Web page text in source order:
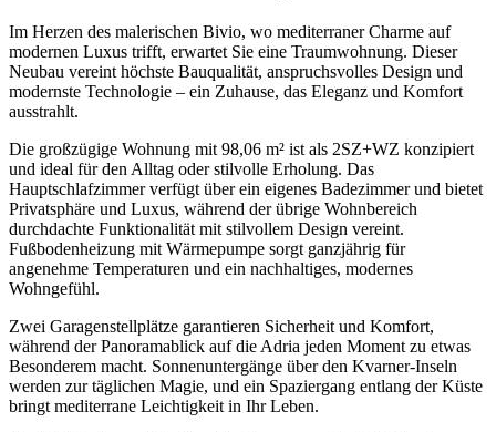
Im Herzen des malerischen Bivio, wo mediterraner Charme auf
modernen Luxus trifft, erwartet Sie eine Traumwohnung. Dieser
Neubau vereint höchste Bauqualität, anspruchsvolles Design und
modernste Technologie – ein Zuhause, das Eleganz und Komfort
ausstrahlt.
Die großzügige Wohnung mit 98,06 m² ist als 2SZ+WZ konzipiert
und ideal für den Alltag oder stilvolle Erholung. Das
Hauptschlafzimmer verfügt über ein eigenes Badezimmer und bietet
Privatsphäre und Luxus, während der übrige Wohnbereich
durchdachte Funktionalität mit stilvollem Design vereint.
Fußbodenheizung mit Wärmepumpe sorgt ganzjährig für
angenehme Temperaturen und ein nachhaltiges, modernes
Wohngefühl.
Zwei Garagenstellplätze garantieren Sicherheit und Komfort,
während der Panoramablick auf die Adria jeden Moment zu etwas
Besonderem macht. Sonnenuntergänge über den Kvarner-Inseln
werden zur täglichen Magie, und ein Spaziergang entlang der Küste
bringt mediterrane Leichtigkeit in Ihr Leben.